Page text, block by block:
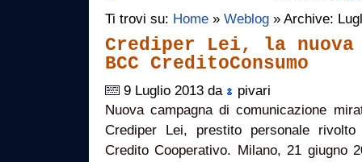
Ti trovi su: Home » Weblog » Archive:
Crediper Lei, la nuova
BCC CreditoConsumo
9 Luglio 2013 da
pivari
Nuova campagna di comunicazione
Crediper Lei, prestito personale
Credito Cooperativo. Milano, 21 giugno